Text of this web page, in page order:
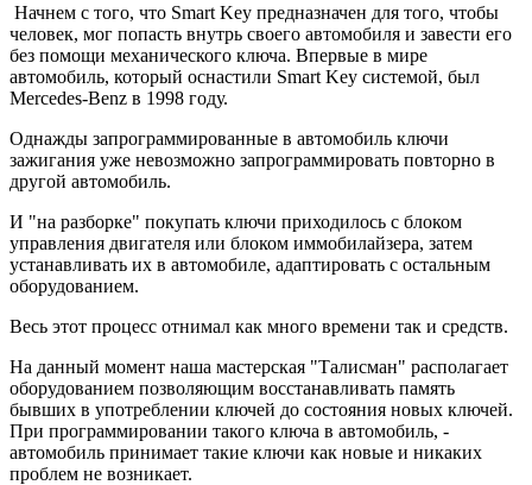
Начнем с того, что Smart Key предназначен для того, чтобы
человек, мог попасть внутрь своего автомобиля и завести его
без помощи механического ключа. Впервые в мире
автомобиль, который оснастили Smart Key системой, был
Mercedes-Benz в 1998 году.
Однажды запрограммированные в автомобиль ключи
зажигания уже невозможно запрограммировать повторно в
другой автомобиль.
И "на разборке" покупать ключи приходилось с блоком
управления двигателя или блоком иммобилайзера, затем
устанавливать их в автомобиле, адаптировать с остальным
оборудованием.
Весь этот процесс отнимал как много времени так и средств.
На данный момент наша мастерская "Талисман" располагает
оборудованием позволяющим восстанавливать память
бывших в употреблении ключей до состояния новых ключей.
При программировании такого ключа в автомобиль, -
автомобиль принимает такие ключи как новые и никаких
проблем не возникает.